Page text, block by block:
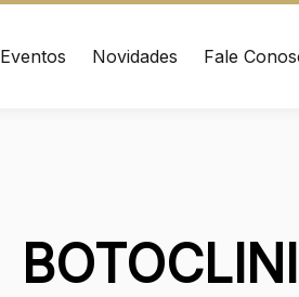
Eventos Novidades Fale
WhatsApp